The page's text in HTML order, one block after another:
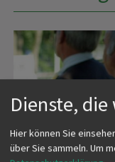
Dienste,
Hier können Sie
über Sie sammeln. Um